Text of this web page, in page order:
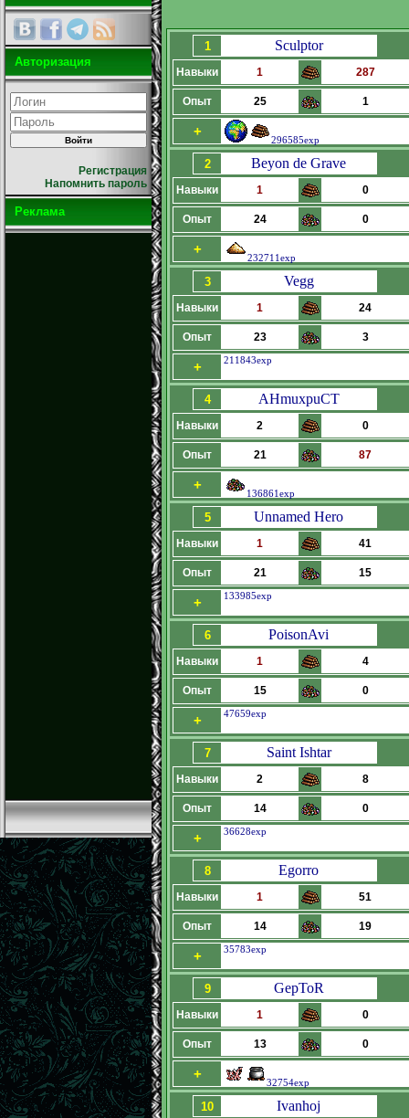
Авторизация
Регистрация
Напомнить пароль
Реклама
1 Sculptor
Навыки 1 287
Опыт 25 1
+
296585exp
2 Beyon de Grave
Навыки 1 0
Опыт 24 0
+
232711exp
3 Vegg
Навыки 1 24
Опыт 23 3
+ 211843exp
4 AHmuxpuCT
Навыки 2 0
Опыт 21 87
+
136861exp
5 Unnamed Hero
Навыки 1 41
Опыт 21 15
+ 133985exp
6 PoisonAvi
Навыки 1 4
Опыт 15 0
+ 47659exp
7 Saint Ishtar
Навыки 2 8
Опыт 14 0
+ 36628exp
8 Egorro
Навыки 1 51
Опыт 14 19
+ 35783exp
9 GepToR
Навыки 1 0
Опыт 13 0
+
32754exp
10 Ivanhoj